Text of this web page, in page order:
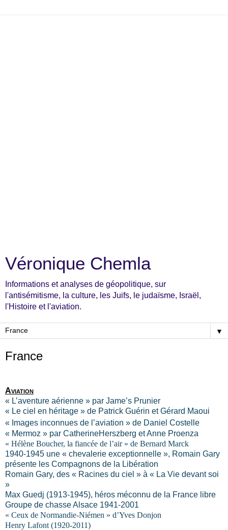
Véronique Chemla
Informations et analyses de géopolitique, sur
l'antisémitisme, la culture, les Juifs, le judaïsme, Israël,
l'Histoire et l'aviation.
▼
France
Aviation
« L’aventure aérienne » par Jame’s Prunier
« Le ciel en héritage » de Patrick Guérin et Gérard Maoui
« Images inconnues de l’aviation » de Daniel Costelle
« Mermoz » par CatherineHerszberg et Anne Proenza
« Hélène Boucher, la fiancée de l’air » de Bernard Marck
1940-1945 une « chevalerie exceptionnelle », Romain Gary
présente les Compagnons de la Libération
Romain Gary, des « Racines du ciel » à « La Vie devant soi
»
Max Guedj (1913-1945), héros méconnu de la France libre
Groupe de chasse Alsace 1941-2001
« Ceux de Normandie-Niémen » d’Yves Donjon
Henry Lafont (1920-2011)